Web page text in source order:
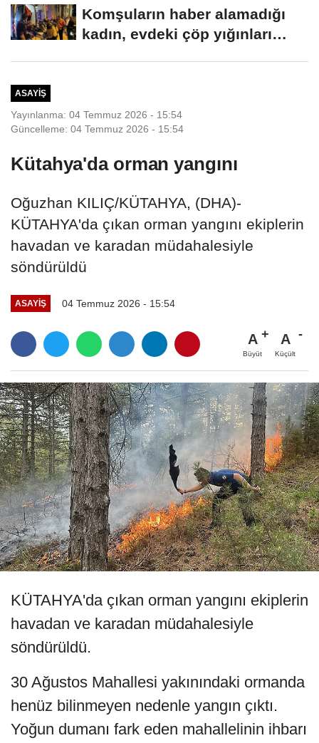
Komşuların haber alamadığı
kadın, evdeki çöp yığınları
ASAYIŞ
Yayınlanma: 04 Temmuz 2026 - 15:54
Güncelleme: 04 Temmuz 2026 - 15:54
Kütahya'da orman yangını
Oğuzhan KILIÇ/KÜTAHYA, (DHA)-
KÜTAHYA'da çıkan orman yangını ekiplerin
havadan ve karadan müdahalesiyle
söndürüldü
ASAYIŞ 04 Temmuz 2026 - 15:54
A
Büyüt
A
Küçült
KÜTAHYA'da çıkan orman yangını ekiplerin
havadan ve karadan müdahalesiyle
söndürüldü.
30 Ağustos Mahallesi yakınındaki ormanda
henüz bilinmeyen nedenle yangın çıktı.
Yoğun dumanı fark eden mahallelinin ihbarı